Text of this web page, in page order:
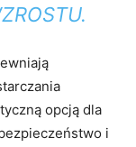
opcją dla
i